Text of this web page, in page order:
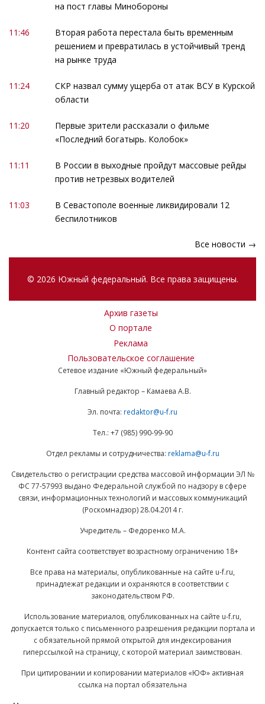
на пост главы Минобороны
11:46
Вторая работа перестала быть временным
решением и превратилась в устойчивый тренд
на рынке труда
11:24
СКР назвал сумму ущерба от атак ВСУ в Курской
области
11:20
Первые зрители рассказали о фильме
«Последний богатырь. Колобок»
11:11
В России в выходные пройдут массовые рейды
против нетрезвых водителей
11:03
В Севастополе военные ликвидировали 12
беспилотников
Все новости →
© 2026 Южный федеральный. Все права защищены.
Архив газеты
О портале
Реклама
Пользовательское соглашение
Сетевое издание «Южный федеральный»
Главный редактор – Камаева А.В.
Эл. почта: redaktor@u-f.ru
Тел.: +7 (985) 990-99-90
Отдел рекламы и сотрудничества: reklama@u-f.ru
Свидетельство о регистрации средства массовой информации ЭЛ №
ФС 77-57993 выдано Федеральной службой по надзору в сфере
связи, информационных технологий и массовых коммуникаций
(Роскомнадзор) 28.04.2014 г.
Учредитель – Федоренко М.А.
Контент сайта соответствует возрастному ограничению 18+
Все права на материалы, опубликованные на сайте u-f.ru,
принадлежат редакции и охраняются в соответствии с
законодательством РФ.
Использование материалов, опубликованных на сайте u-f.ru,
допускается только с письменного разрешения редакции портала и
с обязательной прямой открытой для индексирования
гиперссылкой на страницу, с которой материал заимствован.
При цитировании и копировании материалов «ЮФ» активная
ссылка на портал обязательна